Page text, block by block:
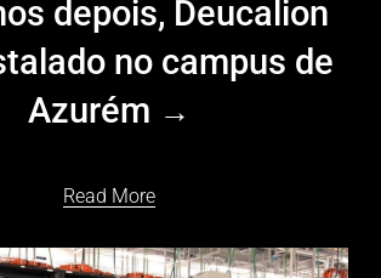
depois, Deucalion
no campus de
Azurém
Read More